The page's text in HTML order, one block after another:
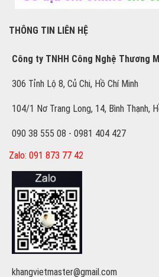
THÔNG TIN LIÊN HỆ
Công ty TNHH Công Nghệ Thương
306 Tỉnh Lộ 8, Củ Chi, Hồ Chí Minh
104/1 Nơ Trang Long, 14, Bình Thạnh,
090 38 555 08 - 0981 404 427
Zalo: 091 873 77 42
khangvietmaster@gmail.com